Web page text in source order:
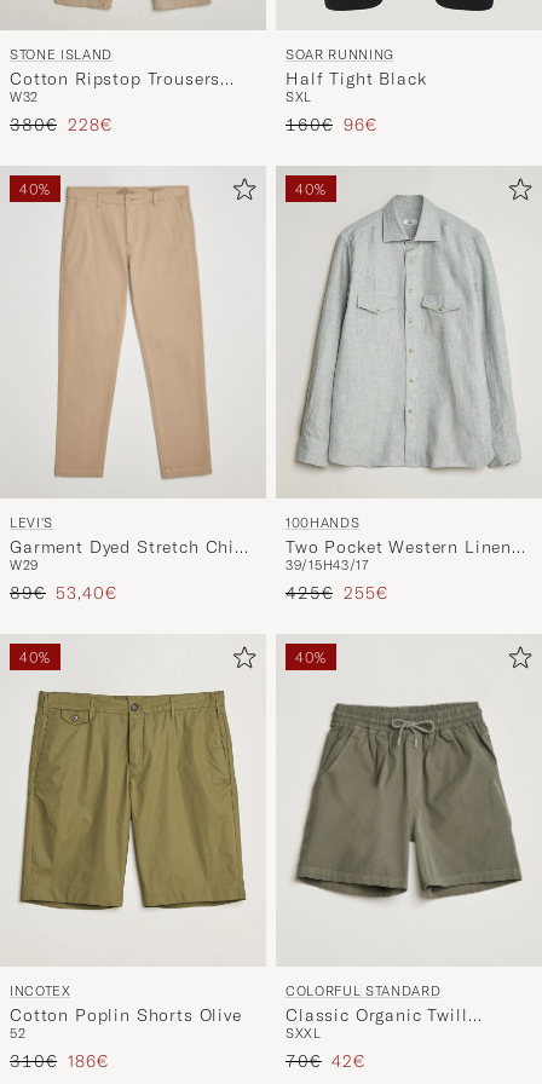
STONE ISLAND
Cotton Ripstop Trousers
Desert
W32
Regulärer Preis
380€ Reduzierter Preis
228€
SOAR RUNNING
Half Tight Black
SXL
Regulärer Preis
160€ Reduzierter Preis
96€
40%
LEVI'S
Garment Dyed Stretch Chino
Beige
W29
Regulärer Preis
89€ Reduzierter Preis
53,40€
40%
100HANDS
Two Pocket Western Linen
Shirt Mint Green
39/15H43/17
Regulärer Preis
425€ Reduzierter Preis
255€
40%
INCOTEX
Cotton Poplin Shorts Olive
52
Regulärer Preis
310€ Reduzierter Preis
186€
40%
COLORFUL STANDARD
Classic Organic Twill
Drawstring Shorts Dusty
Olive
SXXL
Regulärer Preis
70€ Reduzierter Preis
42€